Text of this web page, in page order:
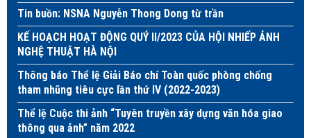
Tin buồn: NSNA Nguyễn Thong Dong từ trần
KẾ HOẠCH HOẠT ĐỘNG QUÝ II/2023 CỦA HỘI NHIẾP ẢNH
NGHỆ THUẬT HÀ NỘI
Thông báo Thể lệ Giải Báo chí Toàn quốc phòng chống
tham nhũng tiêu cực lần thứ IV (2022-2023)
Thể lệ Cuộc thi ảnh “Tuyên truyền xây dựng văn hóa giao
thông qua ảnh” năm 2022